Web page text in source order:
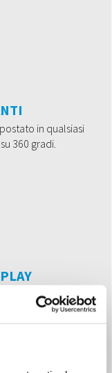
in qualsiasi
360 gradi.
minimale, che